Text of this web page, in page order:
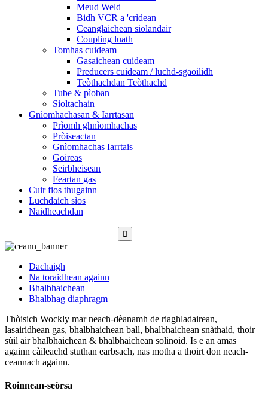
Meud Weld
Bidh VCR a 'crìdean
Ceanglaichean siolandair
Coupling luath
Tomhas cuideam
Gasaichean cuideam
Preducers cuideam / luchd-sgaoilidh
Teòthachdan Teòthachd
Tube & pìoban
Sìoltachain
Gnìomhachasan & Iarrtasan
Prìomh ghnìomhachas
Pròiseactan
Gnìomhachas Iarrtais
Goireas
Seirbheisean
Feartan gas
Cuir fios thugainn
Luchdaich sìos
Naidheachdan
Dachaigh
Na toraidhean againn
Bhalbhaichean
Bhalbhag diaphragm
Thòisich Wockly mar neach-dèanamh de riaghladairean,
lasairidhean gas, bhalbhaichean ball, bhalbhaichean snàthaid, thoir
sùil air bhalbhaichean & bhalbhaichean solinoid. Is e an amas
againn càileachd stuthan earbsach, nas motha a thoirt don neach-
ceannach againn.
Roinnean-seòrsa